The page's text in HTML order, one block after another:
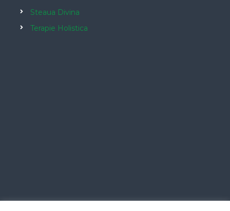
Steaua Divina
Terapie Holistica